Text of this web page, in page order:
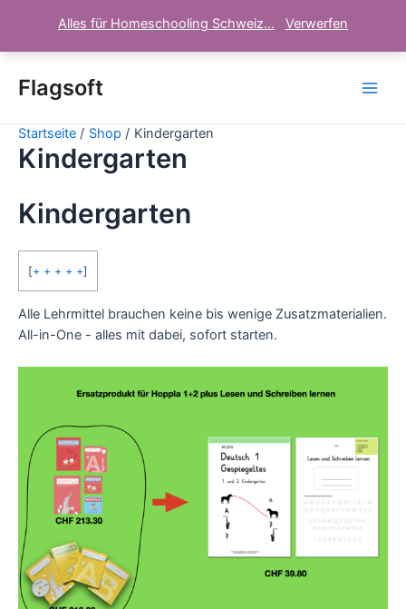
Alles für Homeschooling Schweiz... Verwerfen
Inhalt
springen
Flagsoft
Startseite Shop Kindergarten
Kindergarten
Kindergarten
[+ + + + +]
Alle Lehrmittel brauchen keine bis wenige Zusatzmaterialien.
All-in-One - alles mit dabei, sofort starten.